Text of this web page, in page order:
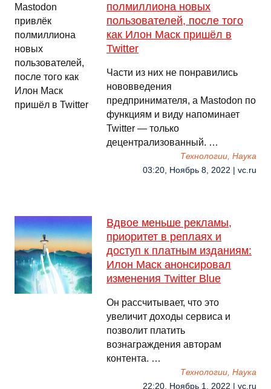
полмиллиона новых
пользователей, после того
как Илон Маск пришёл в
Twitter
Части из них не понравились
нововведения
предпринимателя, а Mastodon по
функциям и виду напоминает
Twitter — только
децентрализованный. …
Технологии, Наука
03:20, Ноябрь 8, 2022 | vc.ru
Вдвое меньше рекламы,
приоритет в реплаях и
доступ к платным изданиям:
Илон Маск анонсировал
изменения Twitter Blue
Он рассчитывает, что это
увеличит доходы сервиса и
позволит платить
вознаграждения авторам
контента. …
Технологии, Наука
22:20, Ноябрь 1, 2022 | vc.ru